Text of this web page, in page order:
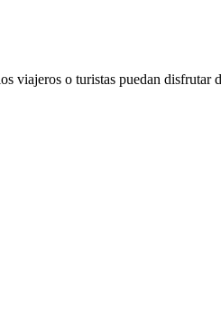
viajeros o turistas puedan